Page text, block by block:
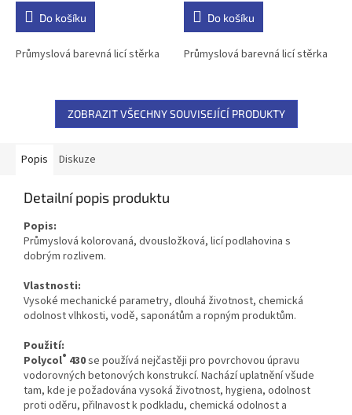
Do košíku
Průmyslová barevná licí stěrka
Do košíku
Průmyslová barevná licí stěrka
ZOBRAZIT VŠECHNY SOUVISEJÍCÍ PRODUKTY
Popis Diskuze
Detailní popis produktu
Popis:
Průmyslová kolorovaná, dvousložková, licí podlahovina s
dobrým rozlivem.
Vlastnosti:
Vysoké mechanické parametry, dlouhá životnost, chemická
odolnost vlhkosti, vodě, saponátům a ropným produktům.
Použití:
Polycol® 430se používá nejčastěji pro povrchovou úpravu
vodorovných betonových konstrukcí. Nachází uplatnění všude
tam, kde je požadována vysoká životnost, hygiena, odolnost
proti oděru, přilnavost k podkladu, chemická odolnost a